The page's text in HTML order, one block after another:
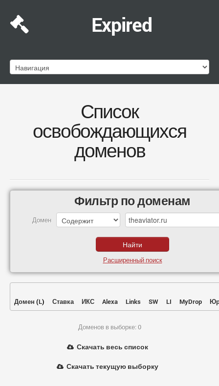
Expired
Список
освобождающихся
доменов
Фильтр по доменам
Домен
Расширенный поиск
Домен (L) Ставка ИКС Alexa Links SW LI MyDrop
Доменов в выборке: 0
Скачать весь список
Скачать текущую выборку